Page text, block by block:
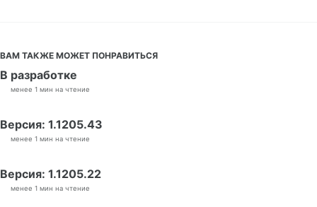
ВАМ ТАКЖЕ МОЖЕТ ПОНРАВИТЬСЯ
В разработке
менее 1 мин на чтение
Версия: 1.1205.43
менее 1 мин на чтение
Версия: 1.1205.22
менее 1 мин на чтение